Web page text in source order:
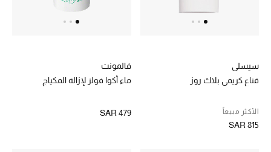
هدايا
أبرز الماركات
سيسلي
قناع كريمي بلاك روز
الأكثر مبيعاً
SAR 815
فالمونت
ماء أكوا فولز لإزالة المكياج
SAR 479